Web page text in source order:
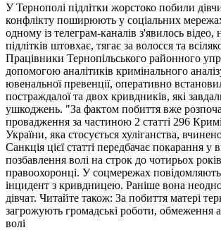
У Тернополі підлітки жорстоко побили
конфлікту поширюють у соціальних
одному із телеграм-каналів з'явилось відео,
підлітків штовхає, тягає за волосся та
Працівники Тернопільського районного
допомогою аналітиків кримінального
ювенальної превенції, оперативно
постраждалої та двох кривдників, які
ушкоджень. "За фактом побиття вже
провадження за частиною 2 статті 296
України, яка стосується хуліганства,
Санкція цієї статті передбачає покарання у
позбавлення волі на строк до чотирьох
правоохоронці. У соцмережах
інцидент з кривдницею. Раніше вона
дівчат. Читайте також: За побиття матері
загрожують громадські роботи, обмеження
волі